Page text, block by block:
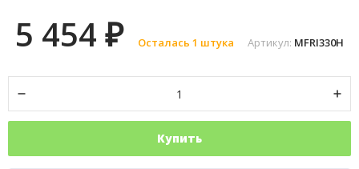
Артикул: MFRI330H
Осталась 1 штука
5 454 ₽
Купить